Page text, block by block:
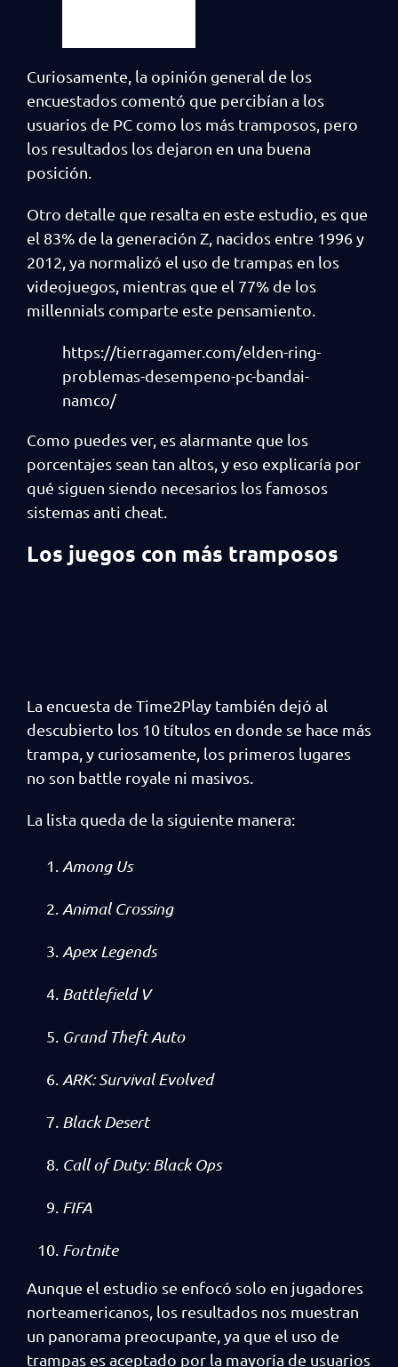
Curiosamente, la opinión general de los
encuestados comentó que percibían a los
usuarios de PC como los más tramposos, pero
los resultados los dejaron en una buena
posición.
Otro detalle que resalta en este estudio, es que
el 83% de la generación Z, nacidos entre 1996 y
2012, ya normalizó el uso de trampas en los
videojuegos, mientras que el 77% de los
millennials comparte este pensamiento.
https://tierragamer.com/elden-ring-
problemas-desempeno-pc-bandai-
namco/
Como puedes ver, es alarmante que los
porcentajes sean tan altos, y eso explicaría por
qué siguen siendo necesarios los famosos
sistemas anti cheat.
Los juegos con más tramposos
La encuesta de Time2Play también dejó al
descubierto los 10 títulos en donde se hace más
trampa, y curiosamente, los primeros lugares
no son battle royale ni masivos.
La lista queda de la siguiente manera:
Among Us
Animal Crossing
Apex Legends
Battlefield V
Grand Theft Auto
ARK: Survival Evolved
Black Desert
Call of Duty: Black Ops
FIFA
Fortnite
Aunque el estudio se enfocó solo en jugadores
norteamericanos, los resultados nos muestran
un panorama preocupante, ya que el uso de
trampas es aceptado por la mayoría de usuarios